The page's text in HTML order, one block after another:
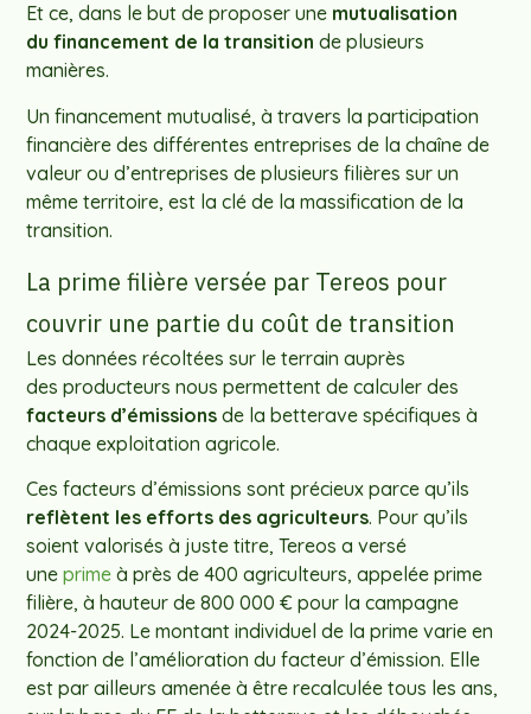
Et ce, dans le but de proposer une mutualisation
du financement de la transitionde plusieurs
manières.
Un financement mutualisé, à travers la participation
financière des différentes entreprises de la chaîne de
valeur ou d’entreprises de plusieurs filières sur un
même territoire, est la clé de la massification de la
transition.
La prime filière versée par Tereos pour
couvrir une partie du coût de transition
Les données récoltées sur le terrain auprès
des producteurs nous permettent de calculer des
facteurs d’émissionsde la betterave spécifiques à
chaque exploitation agricole.
Ces facteurs d’émissions sont précieux parce qu’ils
reflètent les efforts des agriculteurs. Pour qu’ils
soient valorisés à juste titre, Tereos a versé
uneprimeà près de 400 agriculteurs, appelée prime
filière, à hauteur de 800 000 € pour la campagne
2024-2025. Le montant individuel de la prime varie en
fonction de l’amélioration du facteur d’émission. Elle
est par ailleurs amenée à être recalculée tous les ans,